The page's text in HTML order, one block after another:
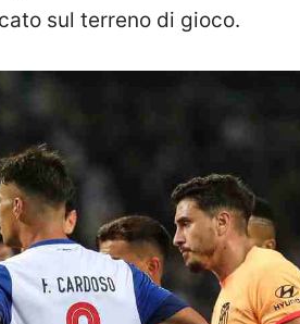
sul terreno di gioco.